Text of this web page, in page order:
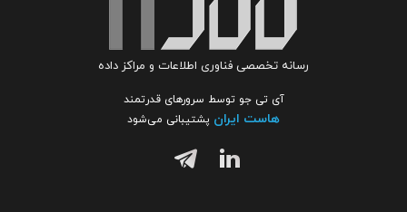
رسانه تخصصی فناوری اطلاعات و مراکز داده
آی تی جو توسط سرورهای قدرتمند
هاست ایران پشتیبانی می‌شود